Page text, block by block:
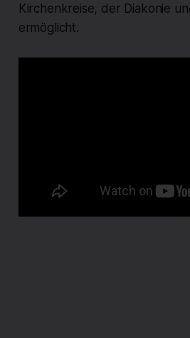
Kirchenkreise, der Diakonie
ermöglicht.